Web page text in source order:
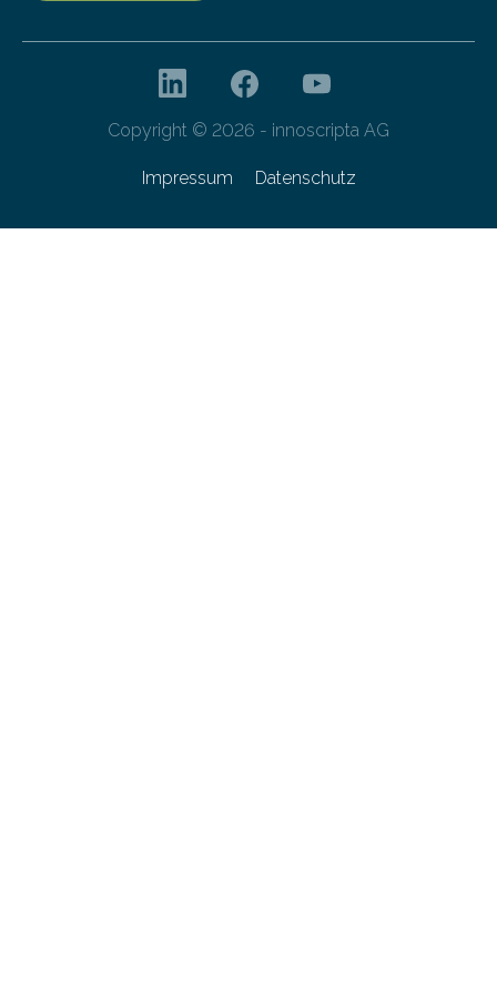
Copyright © 2026 - innoscripta AG
Impressum Datenschutz